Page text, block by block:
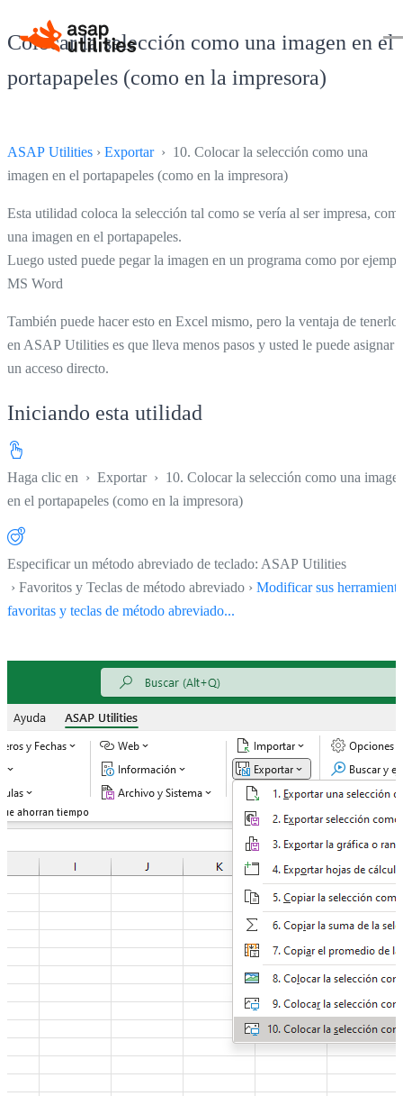
Colocar la selección como una imagen en el
portapapeles (como en la impresora)
ASAP Utilities › Exportar› 10. Colocar la selección como una
imagen en el portapapeles (como en la impresora)
Esta utilidad coloca la selección tal como se vería al ser impresa,
una imagen en el portapapeles.
Luego usted puede pegar la imagen en un programa como por
MS Word
También puede hacer esto en Excel mismo, pero la ventaja de tenerlo
en ASAP Utilities es que lleva menos pasos y usted le puede asignar
un acceso directo.
Iniciando esta utilidad
Haga clic en › Exportar› 10. Colocar la selección como una
en el portapapeles (como en la impresora)
Especificar un método abreviado de teclado: ASAP Utilities
› Favoritos y Teclas de método abreviado › Modificar sus
favoritas y teclas de método abreviado...